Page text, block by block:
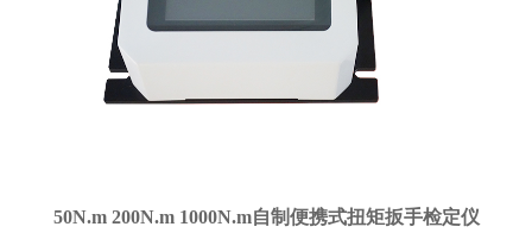
50N.m 200N.m 1000N.m自制便携式扭矩扳手检定仪